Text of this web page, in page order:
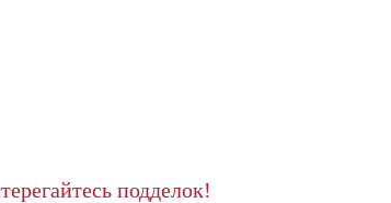
подделок!